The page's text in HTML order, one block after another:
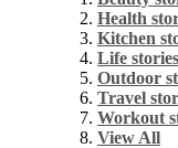
Health
Kitchen
Life stories
Outdoor
Travel
Workout
View All